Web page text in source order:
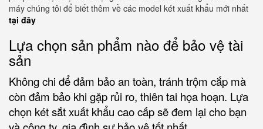
máy chúng tôi để biết thêm về các model két xuất khẩu mới nhất
tại đây
Lựa chọn sản phẩm nào để bảo vệ tài
sản
Không chi để đảm bảo an toàn, tránh trộm cắp mà
còn đảm bảo khi gặp rủi ro, thiên tai họa hoạn. Lựa
chọn két sắt xuất khẩu cao cấp sẽ đem lại cho bạn